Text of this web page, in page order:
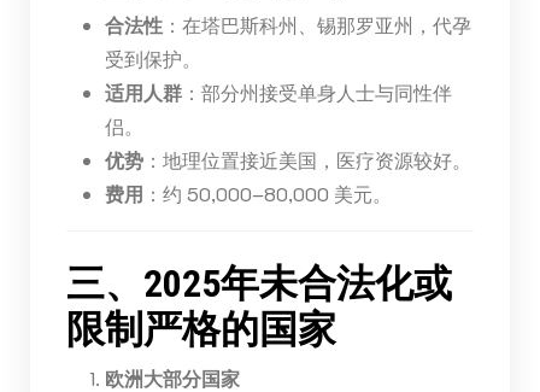
合法性：在塔巴斯科州、锡那罗亚州，代孕
受到保护。
适用人群：部分州接受单身人士与同性伴
侣。
优势：地理位置接近美国，医疗资源较好。
费用 ：约 50,000–80,000 美元。
三、2025年未合法化或
限制严格的国家
欧洲大部分国家